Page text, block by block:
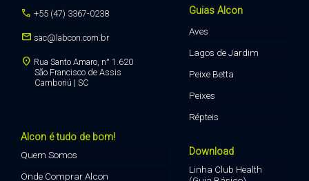
call +55 (47) 3367-0238
mail sac@labcon.com.br
location_on Rua Santo Amaro, n° 1.620
São Francisco de Assis
Camboriú | SC
Alcon é tudo de bom!
Quem Somos
Onde Comprar Alcon
Guias Alcon
Aves
Lagos de Jardim
Peixe Betta
Peixes
Répteis
Download
Linha Club Health